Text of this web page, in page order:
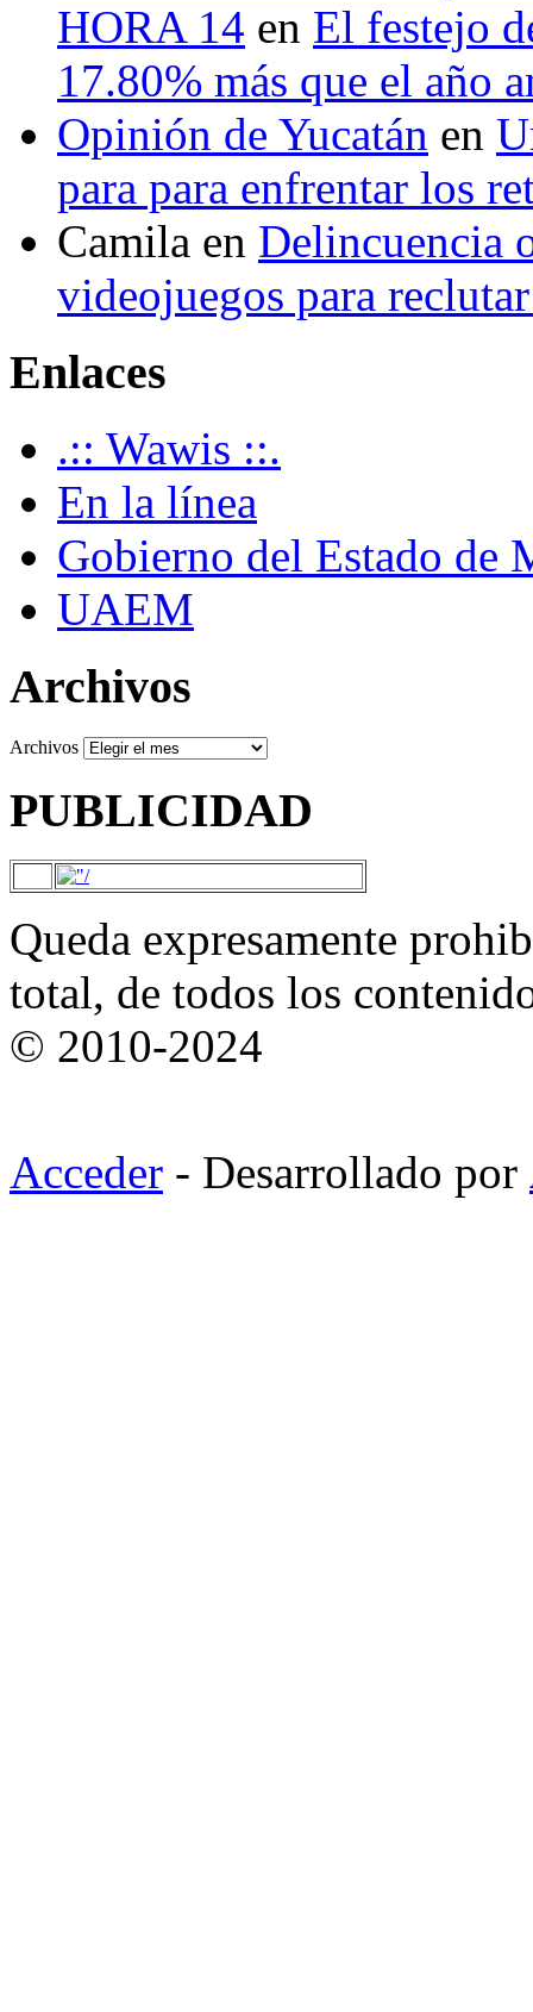
HORA 14 en El festejo
17.80% más que el año
Opinión de Yucatán en
para para enfrentar los
Camila en Delincuencia
videojuegos para
Enlaces
.:: Wawis ::.
En la línea
Gobierno del Estado de
UAEM
Archivos
Archivos
PUBLICIDAD
Queda expresamente
total, de todos los
© 2010-2024
Acceder - Desarrollado por